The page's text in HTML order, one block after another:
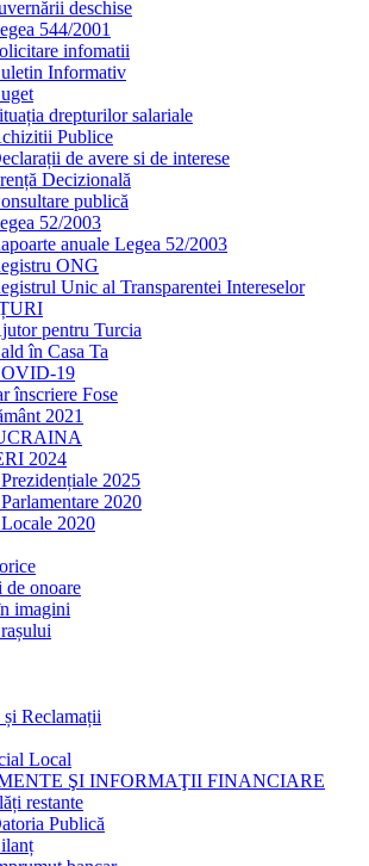
deschise
544/2001
infomatii
Informativ
drepturilor salariale
Publice
de avere si de interese
Decizională
publică
52/2003
anuale Legea 52/2003
ONG
Unic al Transparentei Intereselor
pentru Turcia
în Casa Ta
19
înscriere Fose
2021
2024
2025
2020
2020
de onoare
imagini
și Reclamații
Local
ŞI INFORMAŢII FINANCIARE
restante
Publică